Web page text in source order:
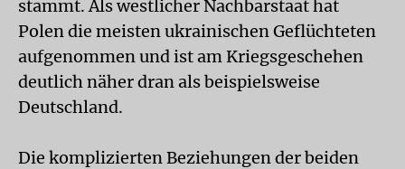
stammt. Als westlicher Nachbarstaat hat
Polen die meisten ukrainischen Geflüchteten
aufgenommen und ist am Kriegsgeschehen
deutlich näher dran als beispielsweise
Deutschland.
Die komplizierten Beziehungen der beiden